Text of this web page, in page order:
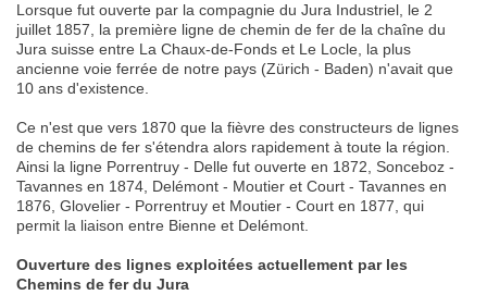
Lorsque fut ouverte par la compagnie du Jura Industriel, le 2
juillet 1857, la première ligne de chemin de fer de la chaîne du
Jura suisse entre La Chaux-de-Fonds et Le Locle, la plus
ancienne voie ferrée de notre pays (Zürich - Baden) n'avait que
10 ans d'existence.
Ce n'est que vers 1870 que la fièvre des constructeurs de lignes
de chemins de fer s'étendra alors rapidement à toute la région.
Ainsi la ligne Porrentruy - Delle fut ouverte en 1872, Sonceboz -
Tavannes en 1874, Delémont - Moutier et Court - Tavannes en
1876, Glovelier - Porrentruy et Moutier - Court en 1877, qui
permit la liaison entre Bienne et Delémont.
Ouverture des lignes exploitées actuellement par les
Chemins de fer du Jura